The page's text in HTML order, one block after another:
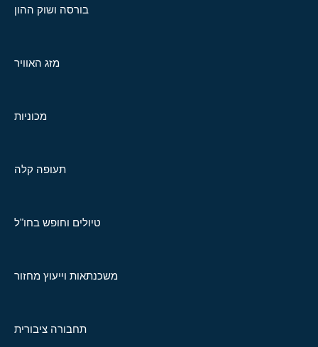
בורסה ושוק ההון
מזג האוויר
מכוניות
תעופה קלה
טיולים וחופש בחו"ל
משכנתאות וייעוץ מחזור
תחבורה ציבורית